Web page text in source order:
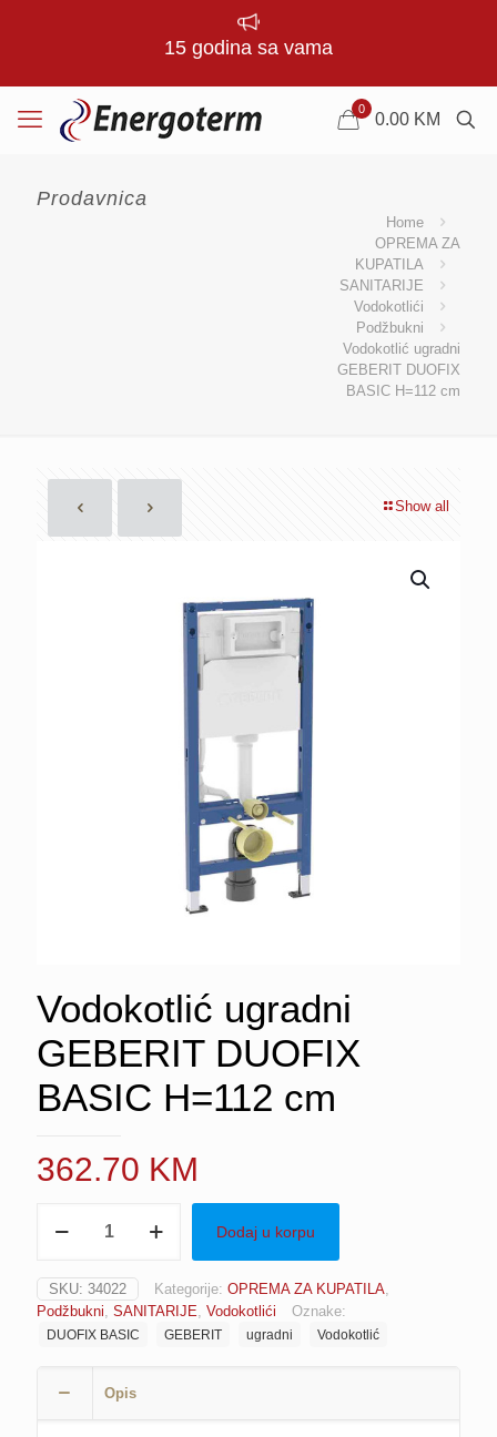
15 godina sa vama
0
0.00 KM
Prodavnica
Home
OPREMA ZA
KUPATILA
SANITARIJE
Vodokotlići
Podžbukni
Vodokotlić ugradni
GEBERIT DUOFIX
BASIC H=112 cm
Show all
Vodokotlić ugradni
GEBERIT DUOFIX
BASIC H=112 cm
362.70 KM
ugradni
DUOFIX
BASIC
H=112
cm
Dodaj u korpu
SKU: 34022 Kategorije: OPREMA ZA KUPATILA,
Podžbukni, SANITARIJE, Vodokotlići Oznake:
DUOFIX BASIC GEBERIT ugradni Vodokotlić
Opis